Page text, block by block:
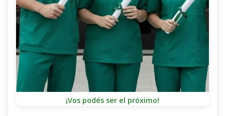
¡Vos podés ser el próximo!